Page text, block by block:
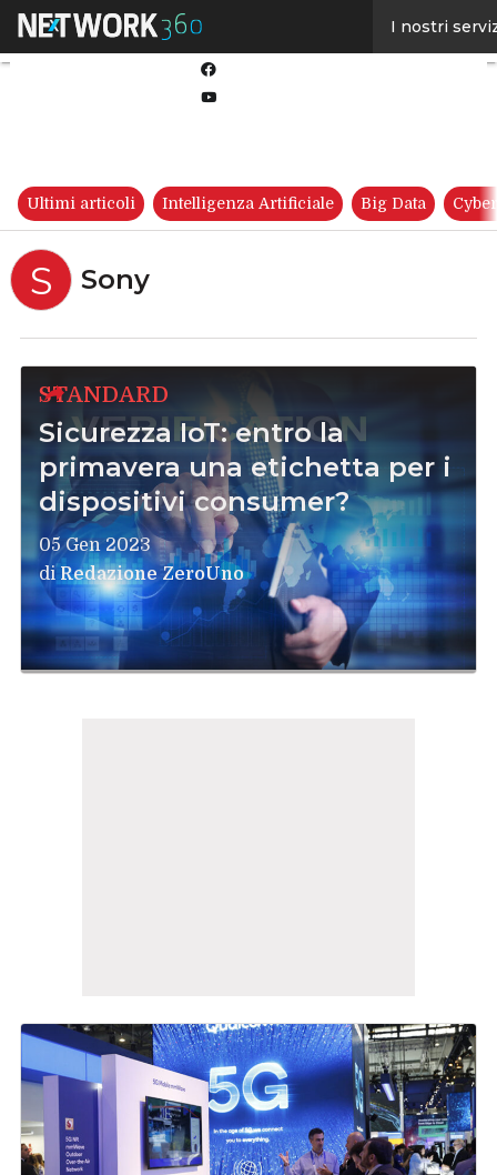
I nostri
Ultimi articoli Intelligenza Artificiale Big Data
S Sony
STANDARD
Sicurezza IoT: entro la
primavera una etichetta per i
dispositivi consumer?
05 Gen 2023
di Redazione ZeroUno